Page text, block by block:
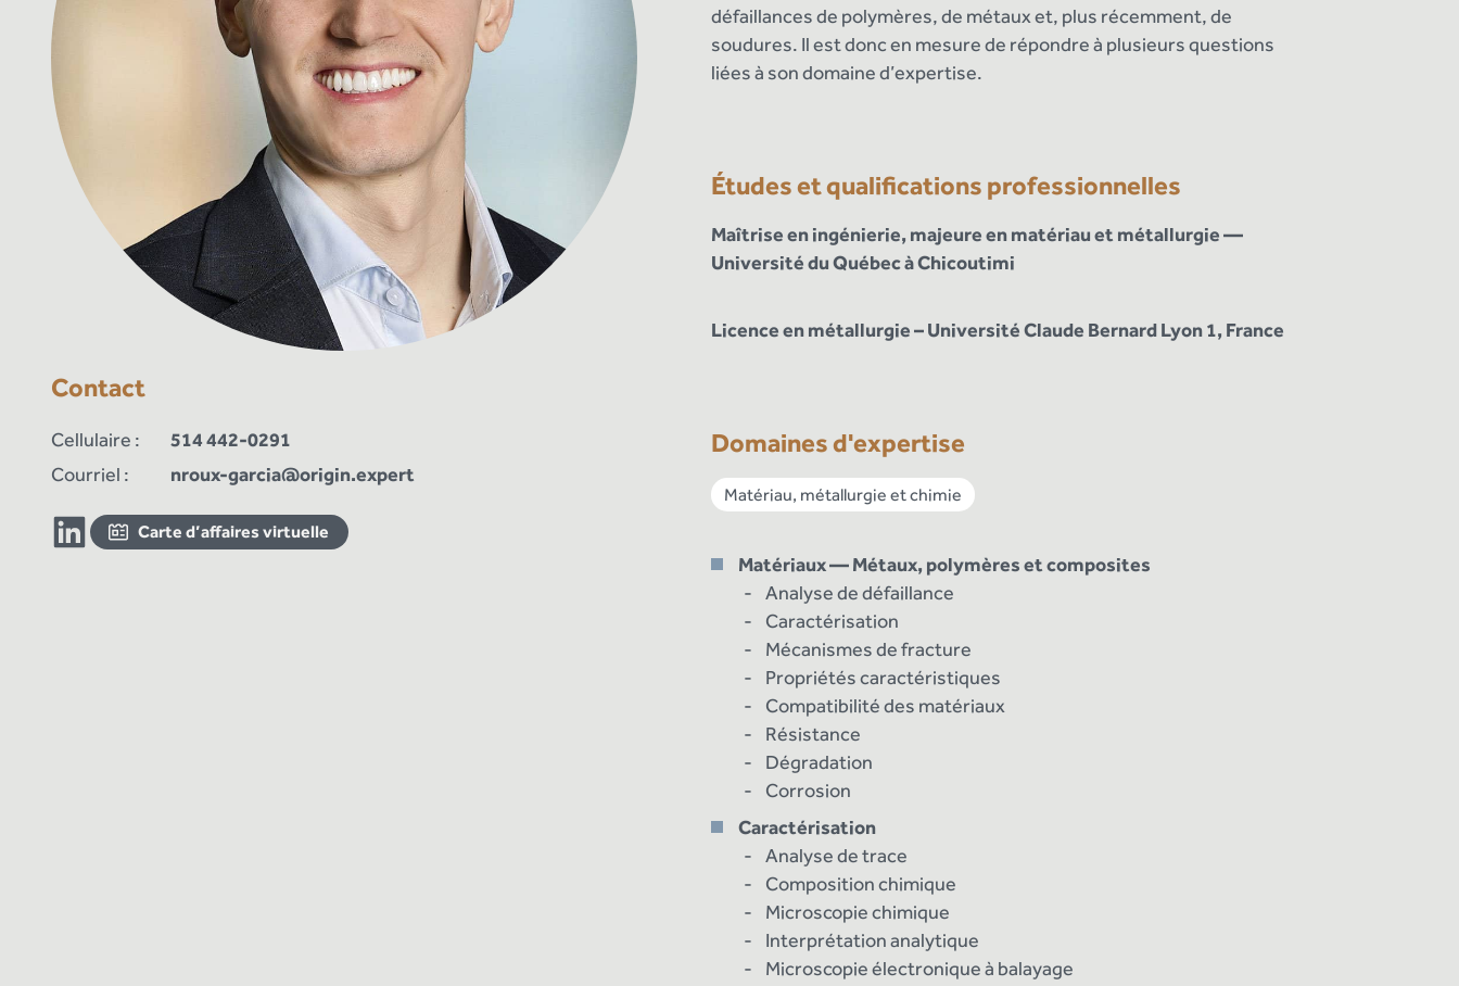
Contact
Cellulaire :
514 442-0291
Courriel :
nroux-garcia@origin.expert
Carte d’affaires virtuelle
défaillances de polymères, de métaux et, plus récemment, de
soudures. Il est donc en mesure de répondre à plusieurs questions
liées à son domaine d’expertise.
Études et qualifications professionnelles
Maîtrise en ingénierie, majeure en matériau et métallurgie —
Université du Québec à Chicoutimi
Licence en métallurgie – Université Claude Bernard Lyon 1, France
Domaines d'expertise
Matériau, métallurgie et chimie
Matériaux — Métaux, polymères et composites
Analyse de défaillance
Caractérisation
Mécanismes de fracture
Propriétés caractéristiques
Compatibilité des matériaux
Résistance
Dégradation
Corrosion
Caractérisation
Analyse de trace
Composition chimique
Microscopie chimique
Interprétation analytique
Microscopie électronique à balayage